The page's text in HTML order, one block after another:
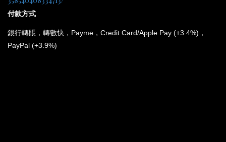
付款方式
銀行轉賬，轉數快，Payme，Credit Card/Apple Pay (+3.4%)，
PayPal (+3.9%)